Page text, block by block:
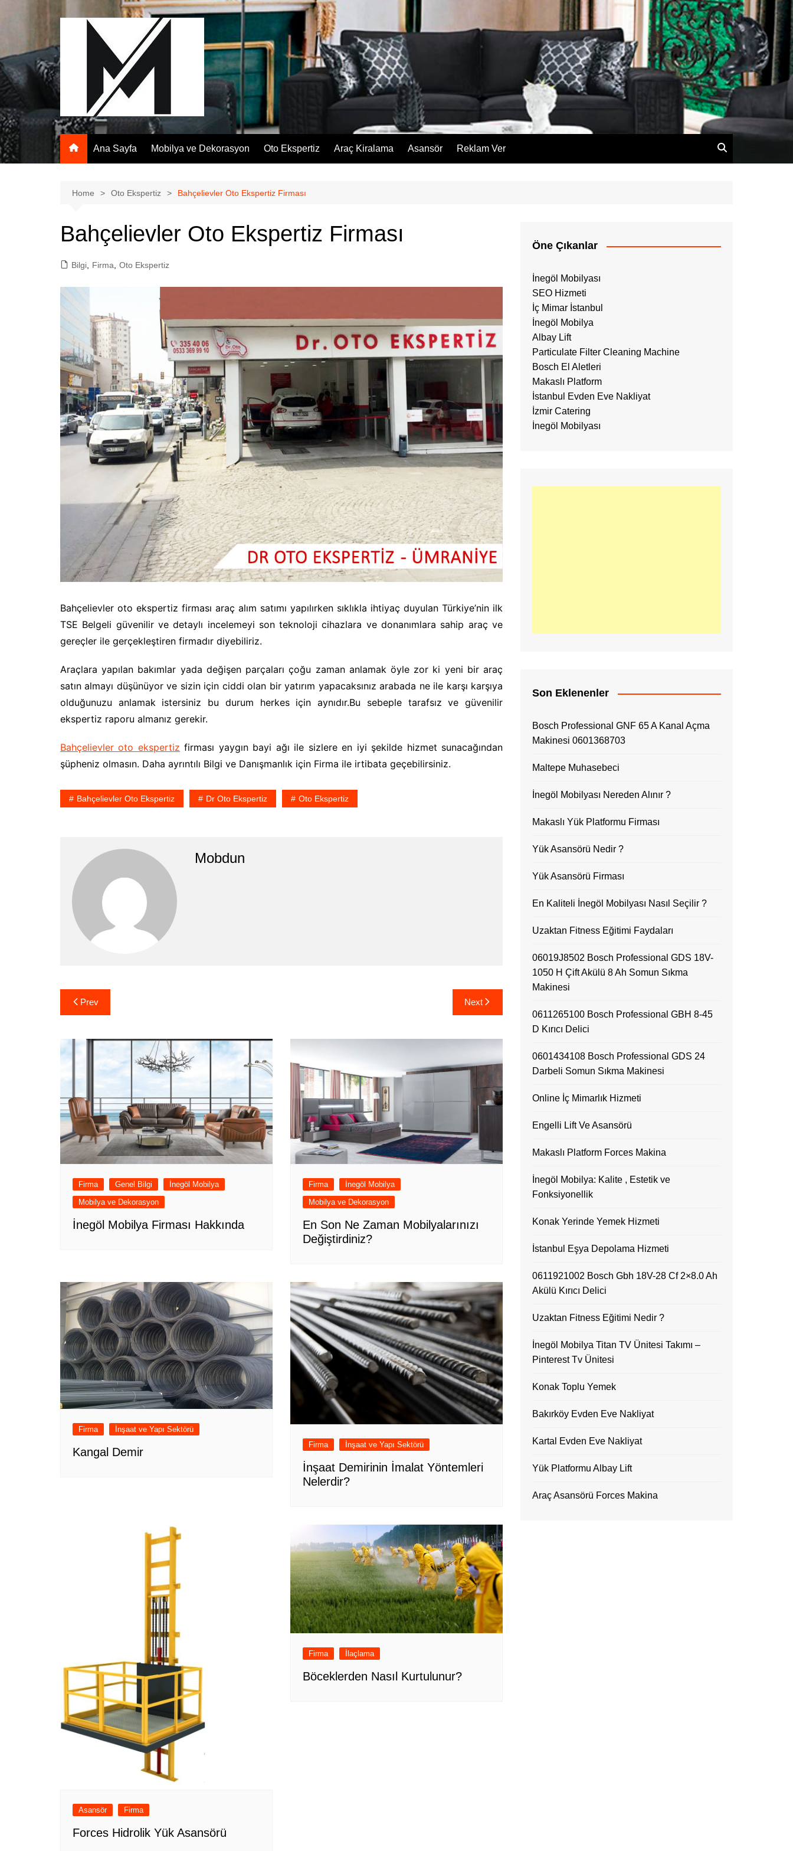
Ana Sayfa Mobilya ve Dekorasyon Oto Ekspertiz Araç Kiralama Asansör Reklam Ver
Home Oto Ekspertiz Bahçelievler Oto Ekspertiz Firması
Bahçelievler Oto Ekspertiz Firması
Bilgi Firma Oto Ekspertiz
Bahçelievler oto ekspertiz firması araç alım satımı yapılırken sıklıkla ihtiyaç duyulan Türkiye’nin ilk
TSE Belgeli güvenilir ve detaylı incelemeyi son teknoloji cihazlara ve donanımlara sahip araç ve
gereçler ile gerçekleştiren firmadır diyebiliriz.
Araçlara yapılan bakımlar yada değişen parçaları çoğu zaman anlamak öyle zor ki yeni bir araç
satın almayı düşünüyor ve sizin için ciddi olan bir yatırım yapacaksınız arabada ne ile karşı karşıya
olduğunuzu anlamak istersiniz bu durum herkes için aynıdır.Bu sebeple tarafsız ve güvenilir
ekspertiz raporu almanız gerekir.
Bahçelievler oto ekspertiz firması yaygın bayi ağı ile sizlere en iyi şekilde hizmet sunacağından
şüpheniz olmasın. Daha ayrıntılı Bilgi ve Danışmanlık için Firma ile irtibata geçebilirsiniz.
Bahçelievler Oto Ekspertiz Dr Oto Ekspertiz Oto Ekspertiz
Mobdun
Yazı
gezinmesi
Prev Next
Firma Genel Bilgi
İnegöl Mobilya
Mobilya ve Dekorasyon
İnegöl Mobilya Firması Hakkında
Firma
İnegöl Mobilya
Mobilya ve Dekorasyon
En Son Ne Zaman Mobilyalarınızı
Değiştirdiniz?
Firma İnşaat ve Yapı Sektörü
Kangal Demir
Firma İnşaat ve Yapı Sektörü
İnşaat Demirinin İmalat Yöntemleri
Nelerdir?
Asansör Firma
Forces Hidrolik Yük Asansörü
Firma İlaçlama
Böceklerden Nasıl Kurtulunur?
Öne Çıkanlar
İnegöl Mobilyası
SEO Hizmeti
İç Mimar İstanbul
İnegöl Mobilya
Albay Lift
Particulate Filter Cleaning Machine
Bosch El Aletleri
Makaslı Platform
İstanbul Evden Eve Nakliyat
İzmir Catering
İnegöl Mobilyası
Son Eklenenler
Bosch Professional GNF 65 A Kanal Açma
Makinesi 0601368703
Maltepe Muhasebeci
İnegöl Mobilyası Nereden Alınır ?
Makaslı Yük Platformu Firması
Yük Asansörü Nedir ?
Yük Asansörü Firması
En Kaliteli İnegöl Mobilyası Nasıl Seçilir ?
Uzaktan Fitness Eğitimi Faydaları
06019J8502 Bosch Professional GDS 18V-
1050 H Çift Akülü 8 Ah Somun Sıkma
Makinesi
0611265100 Bosch Professional GBH 8-45
D Kırıcı Delici
0601434108 Bosch Professional GDS 24
Darbeli Somun Sıkma Makinesi
Online İç Mimarlık Hizmeti
Engelli Lift Ve Asansörü
Makaslı Platform Forces Makina
İnegöl Mobilya: Kalite , Estetik ve
Fonksiyonellik
Konak Yerinde Yemek Hizmeti
İstanbul Eşya Depolama Hizmeti
0611921002 Bosch Gbh 18V-28 Cf 2×8.0 Ah
Akülü Kırıcı Delici
Uzaktan Fitness Eğitimi Nedir ?
İnegöl Mobilya Titan TV Ünitesi Takımı –
Pinterest Tv Ünitesi
Konak Toplu Yemek
Bakırköy Evden Eve Nakliyat
Kartal Evden Eve Nakliyat
Yük Platformu Albay Lift
Araç Asansörü Forces Makina